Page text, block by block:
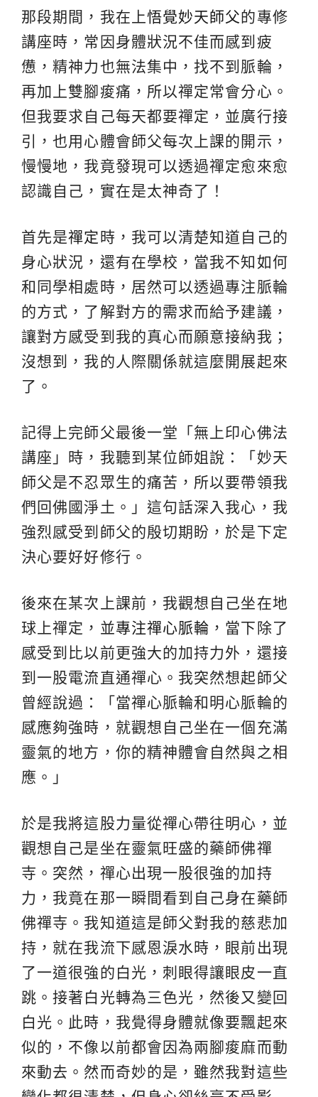
那段期間，我在上悟覺妙天師父的專修
講座時，常因身體狀況不佳而感到疲
憊，精神力也無法集中，找不到脈輪，
再加上雙腳痠痛，所以禪定常會分心。
但我要求自己每天都要禪定，並廣行接
引，也用心體會師父每次上課的開示，
慢慢地，我竟發現可以透過禪定愈來愈
認識自己，實在是太神奇了！
首先是禪定 時，我可以清楚知道自己的
身心狀況，還有在學校，當我不知如何
和同學相處時，居然可以透過專注脈輪
的方式，了解對方的需求而給予建議，
讓對方感受到我的真心而願意接納我；
沒想到，我的人際關係就這麼開展起來
了。
記得上完師父最後一堂「無上印心佛法
講座」時，我聽到某位師姐說：「妙天
師父是不忍眾生的痛苦，所以要帶領我
們回佛國淨土。」這句話深入我心，我
強烈感受到師父的殷切期盼，於是下定
決心要好好修行。
後來在某次上課前，我觀想自己坐在地
球上禪定，並專注禪心脈輪 ，當下除了
感受到比以前更強大的加持力外，還接
到一股電流直通禪心。我突然想起師父
曾經說過：「當禪心脈輪和明心脈輪的
感應夠強時，就觀想自己坐在一個充滿
靈氣的地方，你的精神體會自然與之相
應。」
於是我將這股力量從禪心帶往明心，並
觀想自己是坐在靈氣旺盛的藥師佛禪
寺。突然，禪心出現一股很強的加持
力，我竟在那一瞬間看到自己身在藥師
佛禪寺。我知道這是師父對我的慈悲加
持，就在我流下感恩淚水時，眼前出現
了一道很強的白光，刺眼得讓眼皮一直
跳。接著白光轉為三色光，然後又變回
白光。此時，我覺得身體就像要飄起來
似的，不像以前都會因為兩腳痠麻而動
來動去。然而奇妙的是，雖然我對這些